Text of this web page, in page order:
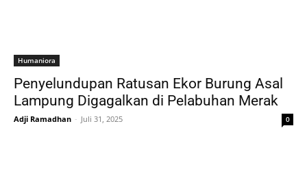
Humaniora
Penyelundupan Ratusan Ekor Burung Asal
Lampung Digagalkan di Pelabuhan Merak
Adji Ramadhan - Juli 31, 2025 0